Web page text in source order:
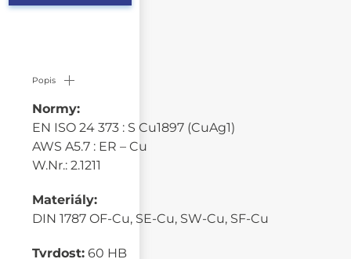
Popis
Normy:
EN ISO 24 373 : S Cu1897 (CuAg1)
AWS A5.7 : ER – Cu
W.Nr.: 2.1211
Materiály:
DIN 1787 OF-Cu, SE-Cu, SW-Cu, SF-Cu
Tvrdost: 60 HB